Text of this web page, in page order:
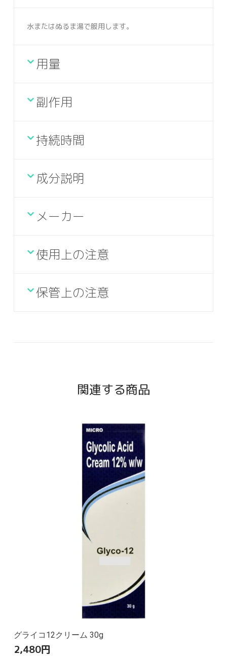
水またはぬるま湯で服用します。
用量
副作用
持続時間
成分説明
メーカー
使用上の注意
保管上の注意
関連する商品
グライコ12クリーム 30g
2,480円